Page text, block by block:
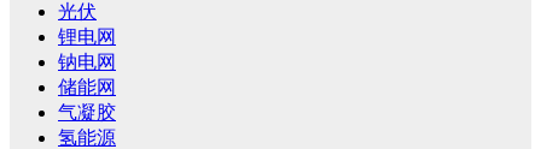
光伏
锂电网
钠电网
储能网
气凝胶
氢能源